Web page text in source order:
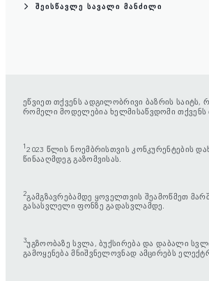
ᲨᲔᲘᲡᲬᲐᲕᲚᲔ ᲡᲐᲕᲐᲚᲘ ᲛᲐᲜᲫᲘᲚᲘ
ეწვიეთ თქვენს ადგილობრივი ბაზრის საიტს,
რომელი მოდელებია ხელმისაწვდომი თქვენს
12023 წლის ნოემბრისთვის კონკურენტების
წინააღმდეგ გაზომვისას.
2გამგზავრებამდე ყოველთვის შეამოწმეთ
გასასვლელი ფონზე გადასვლამდე.
3უგზოობაზე სვლა, ბუქსირება და დაბალი
გამოყენება მნიშვნელოვნად ამცირებს